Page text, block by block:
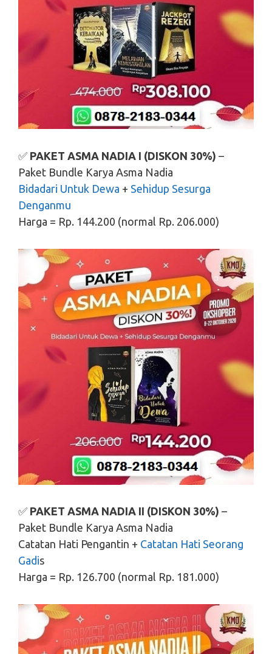
✅ PAKET ASMA NADIA I (DISKON 30%) –
Paket Bundle Karya Asma Nadia
Bidadari Untuk Dewa + Sehidup Sesurga
Denganmu
Harga = Rp. 144.200 (normal Rp. 206.000)
✅ PAKET ASMA NADIA II (DISKON 30%) –
Paket Bundle Karya Asma Nadia
Catatan Hati Pengantin + Catatan Hati Seorang
Gadis
Harga = Rp. 126.700 (normal Rp. 181.000)